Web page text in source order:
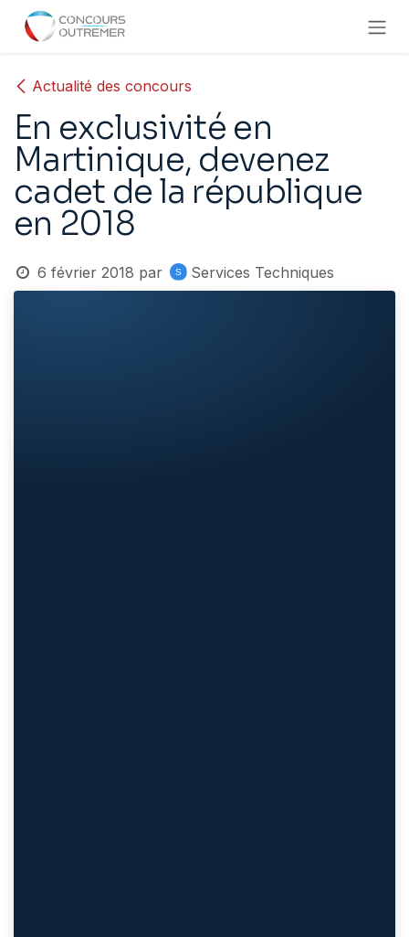
Se rendre au contenu
Actualité des concours
En exclusivité en
Martinique, devenez
cadet de la république
en 2018
6 février 2018 par Services Techniques